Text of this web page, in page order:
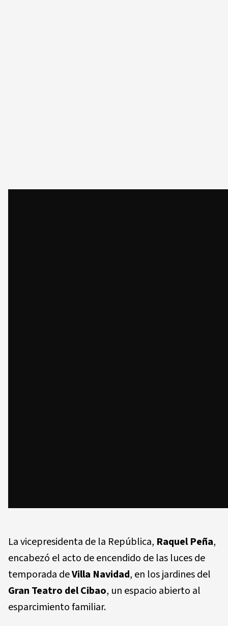
La vicepresidenta de la República, Raquel Peña,
encabezó el acto de encendido de las luces de
temporada deVilla Navidad, en los jardines del
Gran Teatro del Cibao, un espacio abierto al
esparcimiento familiar.